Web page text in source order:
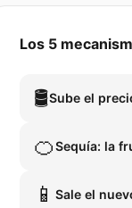
Los 5
🛢️Sube el
🍊Sequía: la
📱 Sale el